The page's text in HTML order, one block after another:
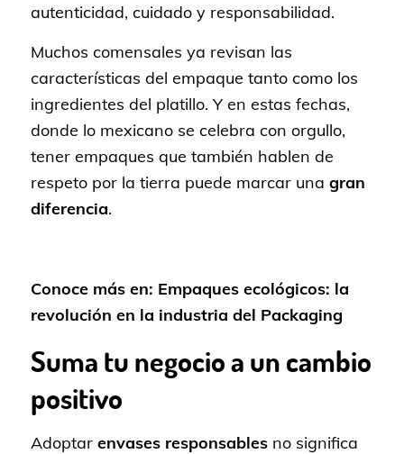
autenticidad, cuidado y responsabilidad.
Muchos comensales ya revisan las
características del empaque tanto como los
ingredientes del platillo. Y en estas fechas,
donde lo mexicano se celebra con orgullo,
tener empaques que también hablen de
respeto por la tierra puede marcar una gran
diferencia.
Conoce más en: Empaques ecológicos: la
revolución en la industria del Packaging
Suma tu negocio a un cambio
positivo
Adoptar envases responsablesno significa